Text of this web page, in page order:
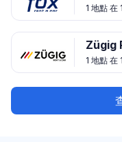
1 地點 在
Zügig
1 地點 在